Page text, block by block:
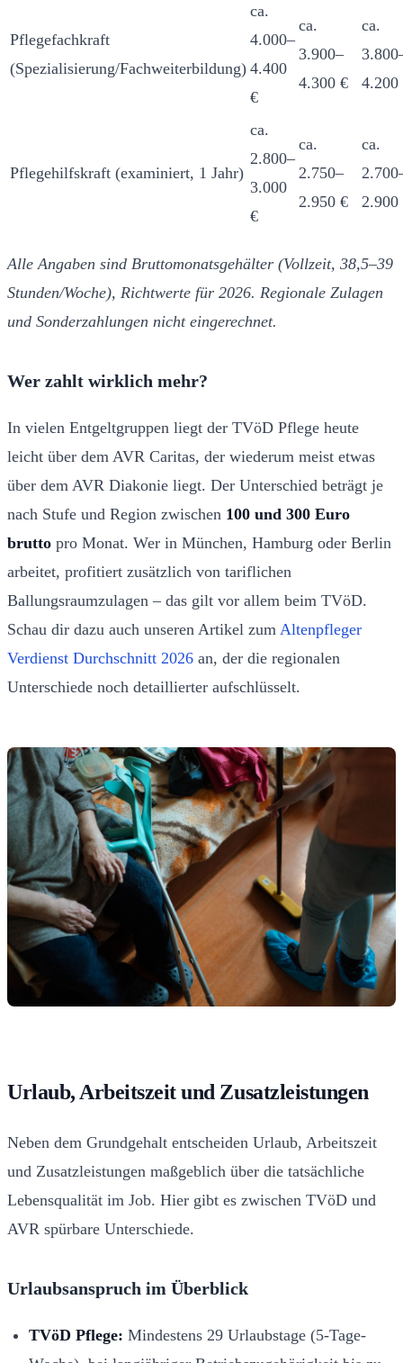
Pflegefachkraft
(Spezialisierung/Fachweiterbildung)
ca.
4.000–
4.400
€
ca.
3.900–
4.300 €
ca.
4.200
Pflegehilfskraft (examiniert, 1 Jahr)
ca.
2.800–
3.000
€
ca.
2.750–
2.950 €
ca.
2.900
Alle Angaben sind Bruttomonatsgehälter (Vollzeit, 38,5–39
Stunden/Woche), Richtwerte für 2026. Regionale Zulagen
und Sonderzahlungen nicht eingerechnet.
Wer zahlt wirklich mehr?
In vielen Entgeltgruppen liegt der TVöD Pflege heute
leicht über dem AVR Caritas, der wiederum meist etwas
über dem AVR Diakonie liegt. Der Unterschied beträgt je
nach Stufe und Region zwischen 100 und 300 Euro
brutto pro Monat. Wer in München, Hamburg oder Berlin
arbeitet, profitiert zusätzlich von tariflichen
Ballungsraumzulagen – das gilt vor allem beim TVöD.
Schau dir dazu auch unseren Artikel zum Altenpfleger
Verdienst Durchschnitt 2026 an, der die regionalen
Unterschiede noch detaillierter aufschlüsselt.
Urlaub, Arbeitszeit und Zusatzleistungen
Neben dem Grundgehalt entscheiden Urlaub, Arbeitszeit
und Zusatzleistungen maßgeblich über die tatsächliche
Lebensqualität im Job. Hier gibt es zwischen TVöD und
AVR spürbare Unterschiede.
Urlaubsanspruch im Überblick
TVöD Pflege: Mindestens 29 Urlaubstage (5-Tage-